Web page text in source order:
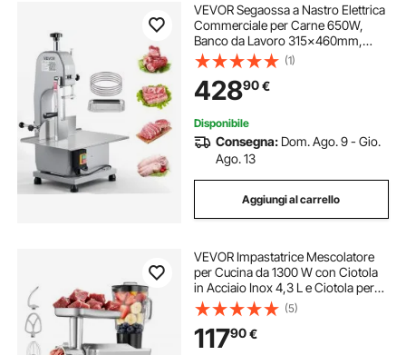
VEVOR Segaossa a Nastro Elettrica
Commerciale per Carne 650W,
Banco da Lavoro 315x460mm,
Macchina per Tagliare Ossa da
Banco Taglierina per Carne con
Lama per Costolette di Maiale Uso
Commerciale
(1)
42890€
Disponibile
Consegna: Dom. Ago. 9 - Gio.
Ago. 13
Aggiungi al carrello
VEVOR Impastatrice Mescolatore
per Cucina da 1300 W con Ciotola
in Acciaio Inox 4,3 L e Ciotola per
Mescolare 1,5 L, Impastatrice con 6
Velocità e Gancio per Impastare,
Frusta e Sbattitore
(5)
11790€